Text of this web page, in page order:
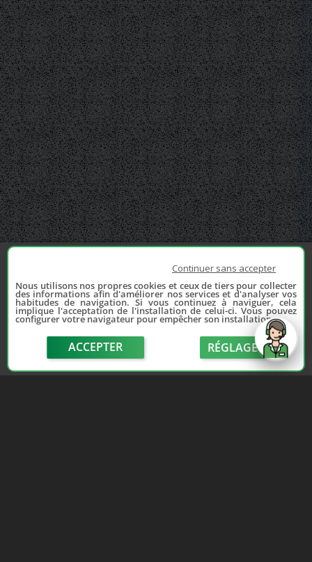
Continuer sans accepter
Nous utilisons nos propres cookies et ceux de tiers pour collecter
des informations afin d'améliorer nos services et d'analyser vos
habitudes de navigation. Si vous continuez à naviguer, cela
implique l'acceptation de l'installation de celui-ci. Vous pouvez
configurer votre navigateur pour empêcher son installation.
ACCEPTER RÉGLAGE